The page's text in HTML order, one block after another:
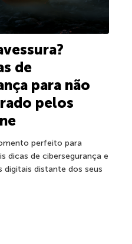
de
para não
pelos
perfeito para
dicas de cibersegurança e
distante dos seus